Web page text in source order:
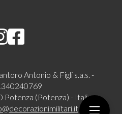
Antonio & Figli s.a.s. -
Potenza (Potenza) - Italia -